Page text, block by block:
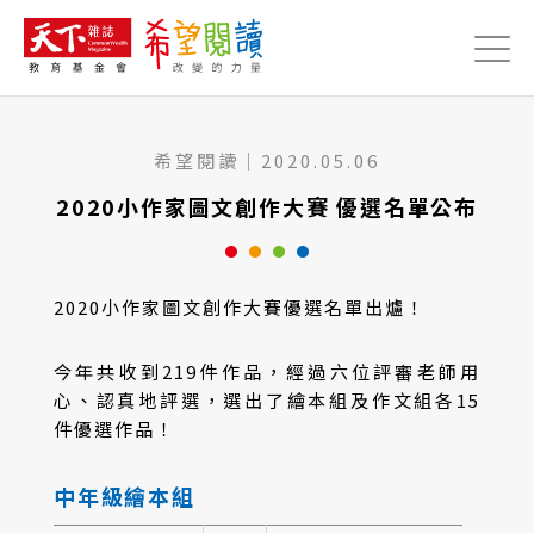
Jump to Navigation
Jump to Main content
希望閱讀 ｜ 2020.05.06
2020小作家圖文創作大賽 優選名單公布
2020小作家圖文創作大賽優選名單出爐！
今年共收到219件作品，經過六位評審老師用
心、認真地評選，選出了繪本組及作文組各15
件優選作品！
中年級繪本組